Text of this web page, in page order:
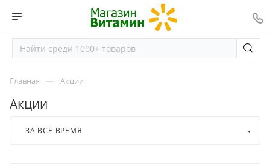
Главная — Акции
Акции
ЗА ВСЕ ВРЕМЯ